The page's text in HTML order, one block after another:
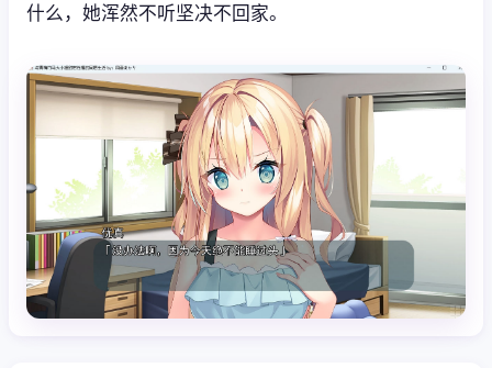
什么，她浑然不听坚决不回家。